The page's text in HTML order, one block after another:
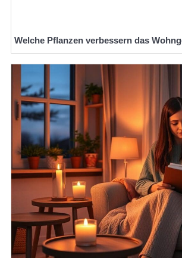
Welche Pflanzen verbessern das